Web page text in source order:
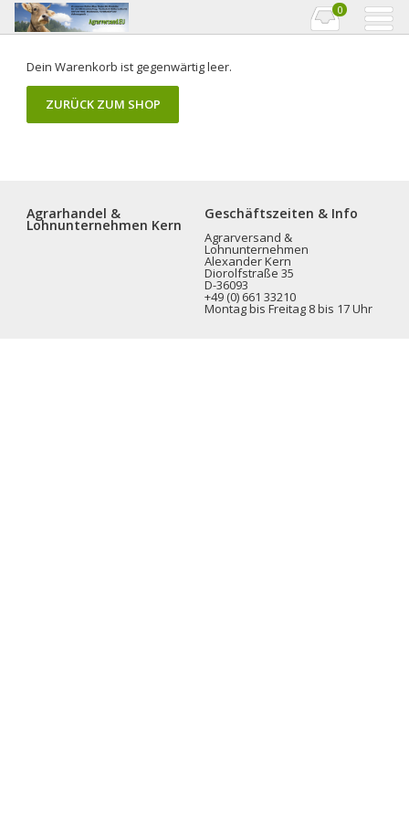
0
Dein Warenkorb ist gegenwärtig leer.
ZURÜCK ZUM SHOP
Agrarhandel &
Lohnunternehmen Kern
Geschäftszeiten & Info
Agrarversand &
Lohnunternehmen
Alexander Kern
Diorolfstraße 35
D-36093
+49 (0) 661 33210
Montag bis Freitag 8 bis 17 Uhr